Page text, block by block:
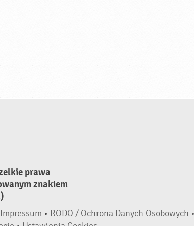
prawa
znakiem
Impressum • RODO / Ochrona Danych Osobowych •